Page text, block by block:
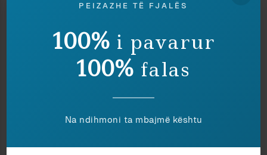
Këtu e më poshtë jam mbështetur te zëri
Dictionary of Untranslatables: A
Philosophical Lexicon, të hartuar nga Philippe
PEIZAZHE TË FJALËS
100% i pavarur
100% falas
Na ndihmoni ta mbajmë kështu